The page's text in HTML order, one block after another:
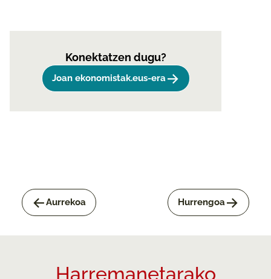
Konektatzen dugu?
Joan ekonomistak.eus-era->
<-Aurrekoa Hurrengoa->
Harremanetarako